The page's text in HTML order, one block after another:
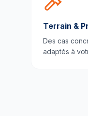
Terrain &
Des cas
adaptés à